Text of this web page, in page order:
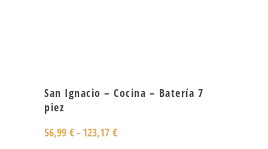
San Ignacio – Cocina – Batería 7
piez
56,99 €- 123,17 €